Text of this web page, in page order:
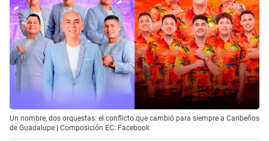
Un nombre, dos orquestas: el conflicto que cambió para siempre a Caribeños
de Guadalupe | Composición EC: Facebook